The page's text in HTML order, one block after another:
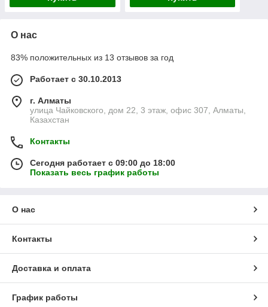
О нас
83% положительных из 13 отзывов за год
Работает с 30.10.2013
г. Алматы
улица Чайковского, дом 22, 3 этаж, офис 307, Алматы,
Казахстан
Контакты
Сегодня работает с 09:00 до 18:00
Показать весь график работы
О нас
Контакты
Доставка и оплата
График работы